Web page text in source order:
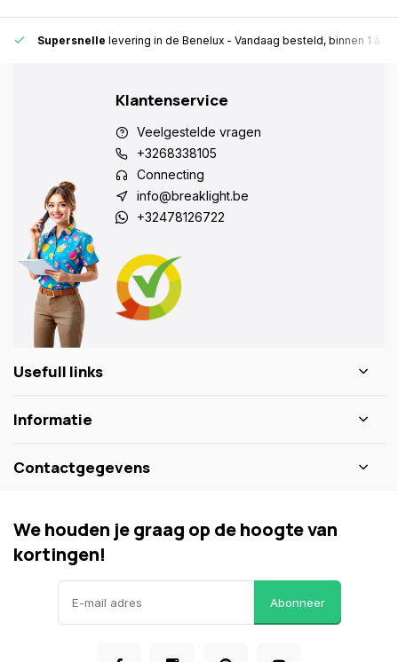
Supersnelle levering in de Benelux - Vandaag besteld, binnen 1 à 2
Klantenservice
Veelgestelde vragen
+3268338105
Connecting
info@breaklight.be
+32478126722
Usefull links
Informatie
Contactgegevens
We houden je graag op de hoogte van
kortingen!
Abonneer